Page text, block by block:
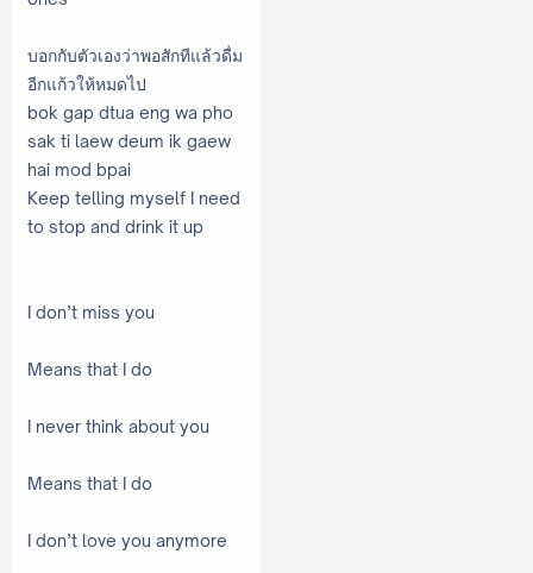
บอกกับตัวเองว่าพอสักทีแล้วดื่ม
อีกแก้วให้หมดไป
bok gap dtua eng wa pho
sak ti laew deum ik gaew
hai mod bpai
Keep telling myself I need
to stop and drink it up
I don’t miss you
Means that I do
I never think about you
Means that I do
I don’t love you anymore